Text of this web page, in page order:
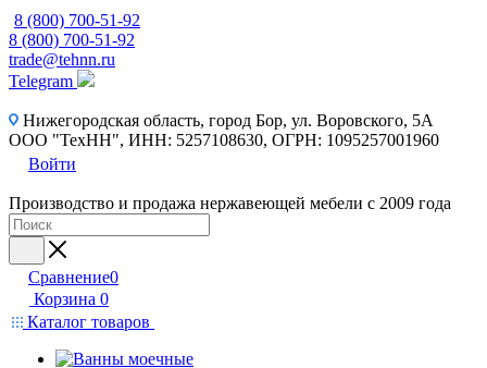
8 (800) 700-51-92
8 (800) 700-51-92
trade@tehnn.ru
Telegram
Нижегородская область, город Бор, ул. Воровского, 5А
ООО "ТехНН", ИНН: 5257108630, ОГРН: 1095257001960
Войти
Производство и продажа нержавеющей мебели с 2009 года
Сравнение0
Корзина 0
Каталог товаров